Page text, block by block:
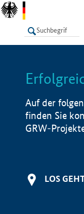
LISTE
Auf der
finden Sie
GRW-
LOS